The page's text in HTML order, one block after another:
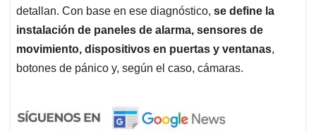
detallan. Con base en ese diagnóstico, se define la
instalación de paneles de alarma, sensores de
movimiento, dispositivos en puertas y ventanas,
botones de pánico y, según el caso, cámaras.